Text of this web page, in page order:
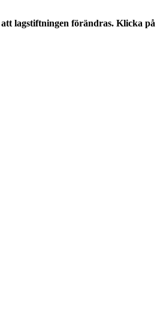
lagstiftningen förändras. Klicka